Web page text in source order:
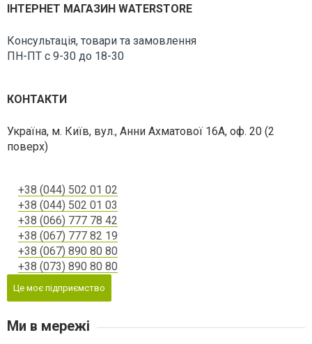
ІНТЕРНЕТ МАГАЗИН WATERSTORE
Консультація, товари та замовлення
ПН-ПТ с 9-30 до 18-30
КОНТАКТИ
Українa, м. Київ, вул., Анни Ахматової 16А, оф. 20 (2
поверх)
+38 (044) 502 01 02
+38 (044) 502 01 03
+38 (066) 777 78 42
+38 (067) 777 82 19
+38 (067) 890 80 80
+38 (073) 890 80 80
Це моє підприємство
Ми в мережі